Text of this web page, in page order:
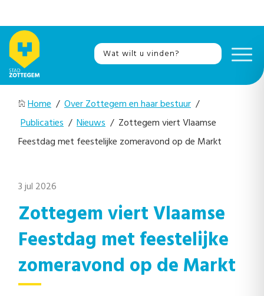
Home / Over Zottegem en haar bestuur /
Publicaties / Nieuws / Zottegem viert Vlaamse
Feestdag met feestelijke zomeravond op de Markt
3 jul 2026
Zottegem viert Vlaamse
Feestdag met feestelijke
zomeravond op de Markt